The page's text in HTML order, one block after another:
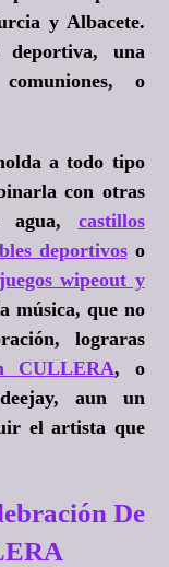
y Albacete.
una
o
a todo tipo
con otras
agua, castillos
deportivoso
juegos wipeout y
música, que no
lograras
CULLERA, o
aun un
el artista que
De